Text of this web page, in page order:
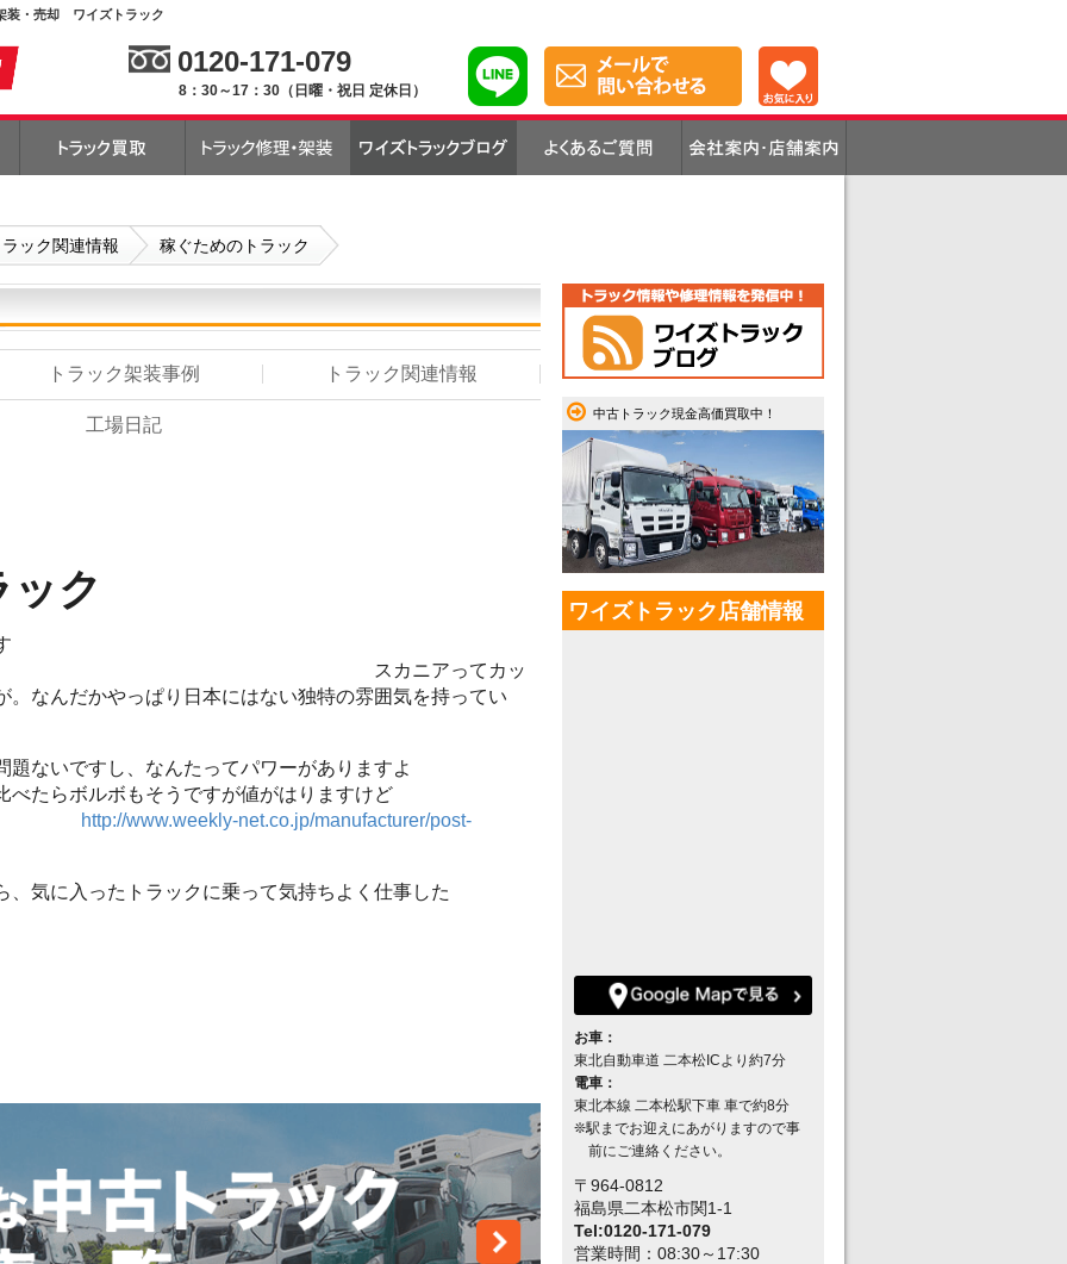
装・売却 ワイズトラック
0120-171-079
8：30～17：30（日曜・祝日 定休日）
ック関連情報 稼ぐためのトラック
トラック架装事例 トラック関連情報
工場日記
ク
カニアってカッ
。なんだかやっぱり日本にはない独特の雰囲気を持ってい
ないですし、なんたってパワーがありますよ
ルボもそうですが値がはりますけど
http://www.weekly-net.co.jp/manufacturer/post-
、気に入ったトラックに乗って気持ちよく仕事した
中古トラック現金高価買取中！
ワイズトラック店舗情報
お車：
東北自動車道 二本松ICより約7分
電車：
東北本線 二本松駅下車 車で約8分
❊駅までお迎えにあがりますので事
前にご連絡ください。
〒964-0812
福島県二本松市関1-1
Tel:0120-171-079
営業時間：08:30～17:30